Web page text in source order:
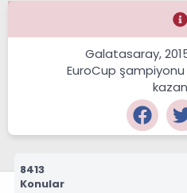
Galatasaray,
EuroCup
8413
Konular